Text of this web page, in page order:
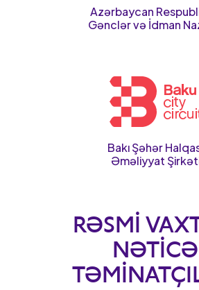
Azərbaycan
Gənclər və İdman
Bakı Şəhər
Əməliyyat
RƏSMI
NƏTICƏ